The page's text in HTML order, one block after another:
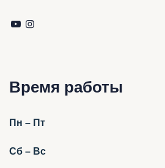
Время работы
Пн – Пт
Сб – Вс